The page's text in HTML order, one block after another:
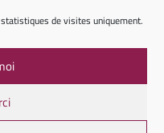
de visites uniquement.